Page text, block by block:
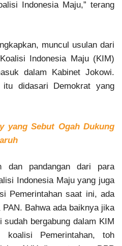
Indonesia Maju,” terang
muncul usulan dari
Indonesia Maju (KIM)
dalam Kabinet Jokowi.
itu didasari Demokrat yang
yang Sebut Ogah Dukung
dan pandangan dari para
Indonesia Maju yang juga
Pemerintahan saat ini, ada
Bahwa ada baiknya jika
bergabung dalam KIM
koalisi Pemerintahan, toh